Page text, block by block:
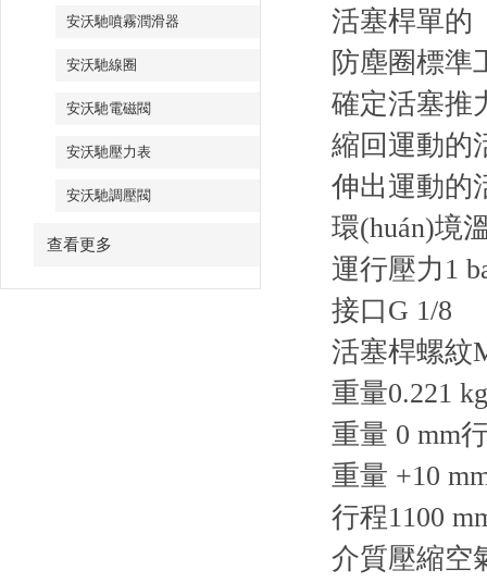
安沃馳噴霧潤滑器
安沃馳線圈
安沃馳電磁閥
安沃馳壓力表
安沃馳調壓閥
查看更多
活塞桿單的
防塵圈標準
確定活塞推
縮回運動的
伸出運動的
環(huán)境
運行壓力 1
接口G 1/8
活塞桿螺紋
重量0.221 kg
重量 0 mm
重量 +10
行程1100
介質壓縮空